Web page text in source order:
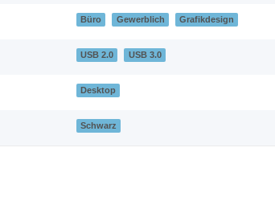
Büro Gewerblich Grafikdesign
USB 2.0 USB 3.0
Desktop
Schwarz